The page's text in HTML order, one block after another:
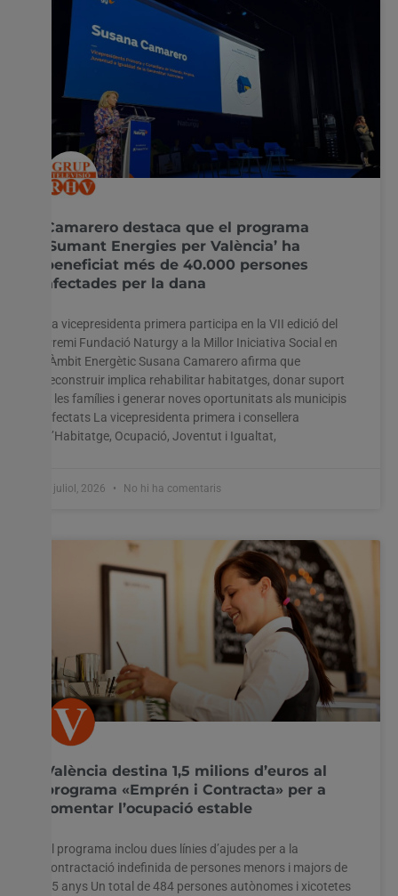
Camarero destaca que el programa
‘Sumant Energies per València’ ha
beneficiat més de 40.000 persones
afectades per la dana
La vicepresidenta primera participa en la VII edició del
Premi Fundació Naturgy a la Millor Iniciativa Social en
l’Àmbit Energètic Susana Camarero afirma que
reconstruir implica rehabilitar habitatges, donar suport
a les famílies i generar noves oportunitats als municipis
afectats La vicepresidenta primera i consellera
d’Habitatge, Ocupació, Joventut i Igualtat,
7 juliol, 2026 No hi ha comentaris
València destina 1,5 milions d’euros al
programa «Emprén i Contracta» per a
fomentar l’ocupació estable
El programa inclou dues línies d’ajudes per a la
contractació indefinida de persones menors i majors de
45 anys Un total de 484 persones autònomes i xicotetes